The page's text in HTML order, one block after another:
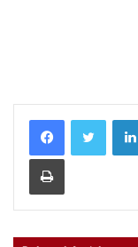
Print